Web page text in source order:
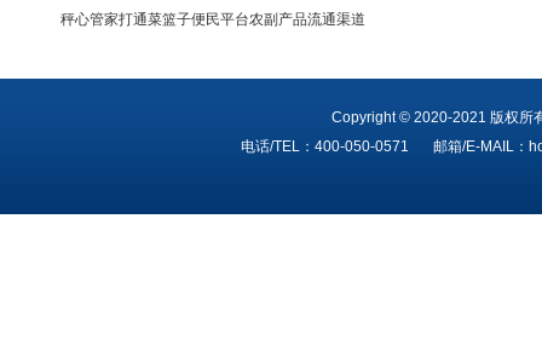
秤心管家打通菜篮子便民平台农副产品流通渠道
Copyright © 2020-2021 版权所
电话/TEL：400-050-0571
邮箱/E-MAIL：